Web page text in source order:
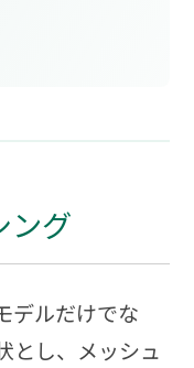
ング
デルだけでな
とし、メッシュ